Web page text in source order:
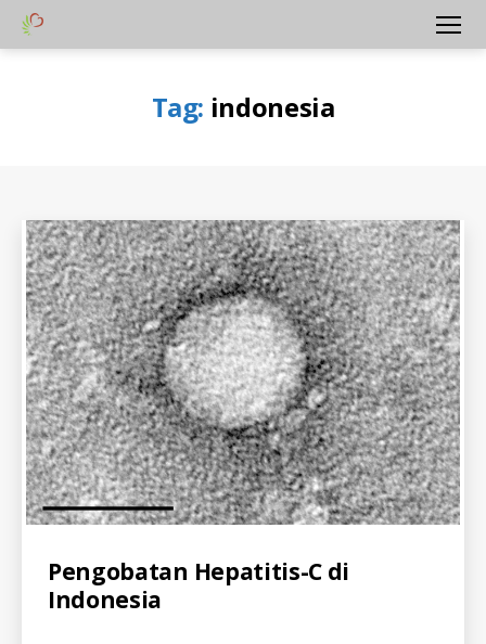
Yayasan
Menu
Tag: indonesia
Categories
A
L
L
-
Pengobatan Hepatitis-C di
Indonesia